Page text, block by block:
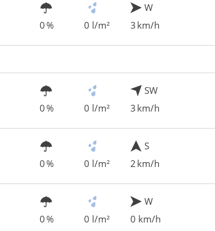
0 % 0 l/m²
W
3 km/h
0 % 0 l/m²
SW
3 km/h
0 % 0 l/m²
S
2 km/h
0 % 0 l/m²
W
0 km/h